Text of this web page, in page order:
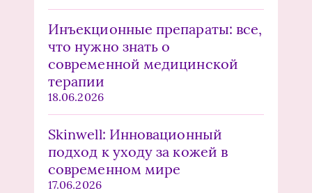
Инъекционные препараты: все,
что нужно знать о
современной медицинской
терапии
18.06.2026
Skinwell: Инновационный
подход к уходу за кожей в
современном мире
17.06.2026